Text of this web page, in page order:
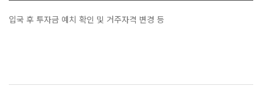
입국 후 투자금 예치 확인 및 거주자격 변경 등